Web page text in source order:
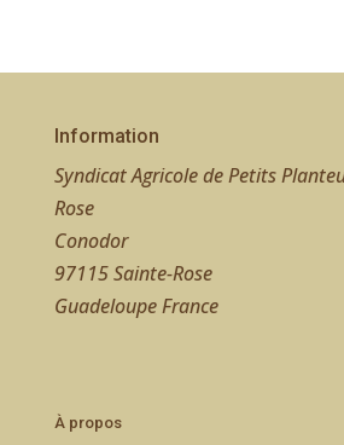
Information
Syndicat Agricole de Petits
Rose
Conodor
97115 Sainte-Rose
Guadeloupe France
À propos